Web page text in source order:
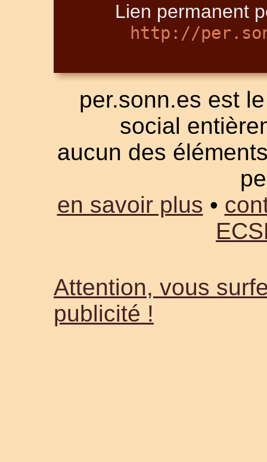
Lien permanent
http://
per.sonn.es est
social
aucun des
en savoir plus •
Attention, vous
publicité !